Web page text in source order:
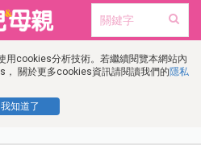
用cookies分析技術。若繼續閱覽本網站內
關於更多cookies資訊請閱讀我們的隱私
我知道了